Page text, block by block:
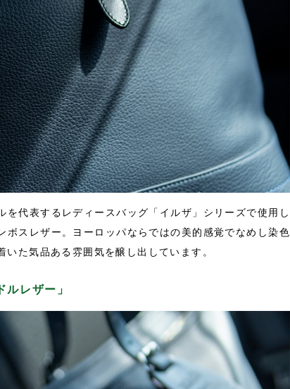
を代表するレディースバッグ「イルザ」シリーズで使用し
ボスレザー。ヨーロッパならではの美的感覚でなめし染色
た気品ある雰囲気を醸し出しています。
レザー」